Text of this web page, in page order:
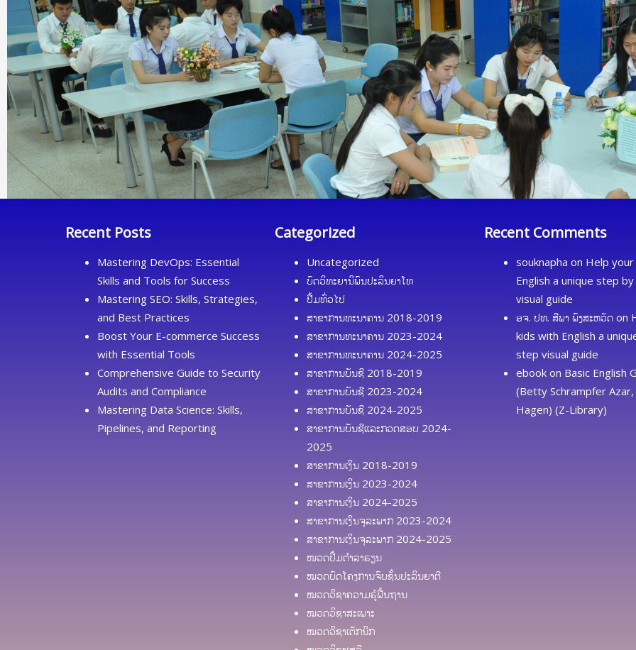
Recent Posts
Mastering DevOps: Essential
Skills and Tools for Success
Mastering SEO: Skills, Strategies,
and Best Practices
Boost Your E-commerce Success
with Essential Tools
Comprehensive Guide to Security
Audits and Compliance
Mastering Data Science: Skills,
Pipelines, and Reporting
Categorized
Uncategorized
ບົດວິທະຍານິພົນປະລິນຍາໂທ
ປື້ມທົ່ວໄປ
ສາຂາການທະນາຄານ 2018-2019
ສາຂາການທະນາຄານ 2023-2024
ສາຂາການທະນາຄານ 2024-2025
ສາຂາການບັນຊີ 2018-2019
ສາຂາການບັນຊີ 2023-2024
ສາຂາການບັນຊີ 2024-2025
ສາຂາການບັນຊີແລະກວດສອບ 2024-
2025
ສາຂາການເງິນ 2018-2019
ສາຂາການເງິນ 2023-2024
ສາຂາການເງິນ 2024-2025
ສາຂາການເງິນຈຸລະພາກ 2023-2024
ສາຂາການເງິນຈຸລະພາກ 2024-2025
ໜວດປຶ້ມຕຳລາຮຽນ
ໝວດບົດໂຄງການຈົບຊັ້ນປະລິນຍາຕີ
ໝວດວິຊາຄວາມຮູ້ຟື້ນຖານ
ໝວດວິຊາສະເພາະ
ໝວດວິຊາເຕັກນິກ
Recent Comments
souknapha on Help
English a unique step
visual guide
ອຈ. ປທ. ສີພາ ພົງສະຫວັດ on
kids with English a
step visual guide
ebook on Basic English
(Betty Schrampfer Azar,
Hagen) (Z-Library)